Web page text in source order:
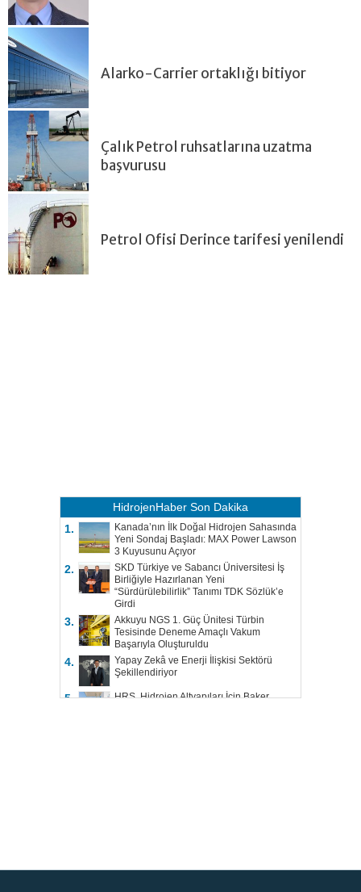
Alarko-Carrier ortaklığı bitiyor
Çalık Petrol ruhsatlarına uzatma
başvurusu
Petrol Ofisi Derince tarifesi yenilendi
HidrojenHaber Son Dakika
1.
Kanada’nın İlk Doğal Hidrojen Sahasında
Yeni Sondaj Başladı: MAX Power Lawson
3 Kuyusunu Açıyor
2.
SKD Türkiye ve Sabancı Üniversitesi İş
Birliğiyle Hazırlanan Yeni
“Sürdürülebilirlik” Tanımı TDK Sözlük’e
Girdi
3.
Akkuyu NGS 1. Güç Ünitesi Türbin
Tesisinde Deneme Amaçlı Vakum
Başarıyla Oluşturuldu
4.
Yapay Zekâ ve Enerji İlişkisi Sektörü
Şekillendiriyor
5.
HRS, Hidrojen Altyapıları İçin Baker